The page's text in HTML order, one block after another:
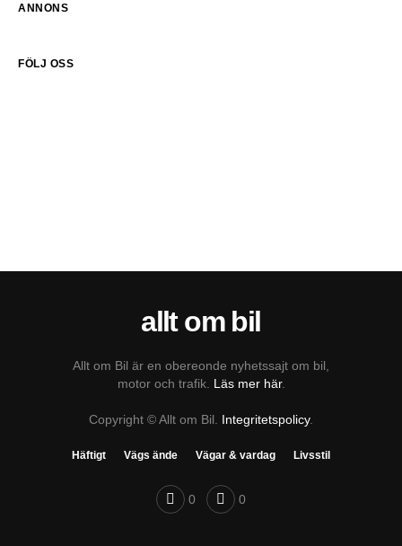
ANNONS
FÖLJ OSS
allt om bil
Allt om Bil är en obereonde nyhetssajt om bil,
motor och trafik. Läs mer här.
Copyright © Allt om Bil. Integritetspolicy.
Häftigt Vägs ände Vägar & vardag Livsstil
0 0